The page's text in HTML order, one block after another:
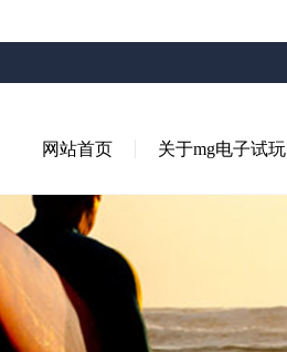
网站首页 关于mg电子试玩